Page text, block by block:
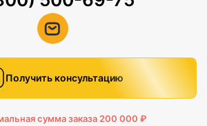
Получить консультацию
сумма заказа 200 000 ₽